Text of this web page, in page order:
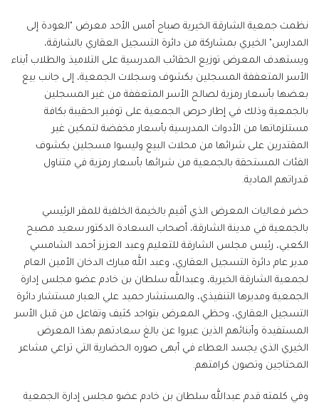
نظمت جمعية الشارقة الخيرية صباح أمس الأحد معرض "العودة إلى
المدارس" الخيري بمشاركة من دائرة التسجيل العقاري بالشارقة،
ويستهدف المعرض توزيع الحقائب المدرسية على التلاميذ والطلاب أبناء
الأسر المتعففة المسجلين بكشوف وسجلات الجمعية، إلى جانب بيع
بعضها بأسعار رمزية لصالح الأسر المتعففة من غير المسجلين
بالجمعية وذلك في إطار حرص الجمعية على توفير الحقيبة بكافة
مستلزماتها من الأدوات المدرسية بأسعار مخفضة لتمكين غير
المقتدرين على شرائها من محلات البيع وليسوا مسجلين بكشوف
الفئات المستحقة بالجمعية من شرائها بأسعار رمزية في متناول
قدراتهم المادية.
حضر فعاليات المعرض الذي أقيم بالخيمة الخلفية للمقر الرئيسي
بالجمعية في مدينة الشارقة، أصحاب السعادة الدكتور سعيد مصبح
الكعبي، رئيس مجلس الشارقة للتعليم وعبد العزيز أحمد الشامسي
مدير عام دائرة التسجيل العقاري، وعبد الله مبارك الدخان الأمين العام
لجمعية الشارقة الخيرية، وعبدالله سلطان بن خادم عضو مجلس إدارة
الجمعية ومديرها التنفيذي، والمستشار حميد علي العبار مستشار دائرة
التسجيل العقاري، وحظي المعرض بتواجد كثيف وتفاعل من قبل الأسر
المستفيدة وأبنائهم الذين عبروا عن بالغ سعادتهم بهذا المعرض
الخيري الذي يجسد العطاء في أبهى صوره الحضارية التي تراعي مشاعر
المحتاجين وتصون كرامتهم.
وفي كلمته قدم عبدالله سلطان بن خادم عضو مجلس إدارة الجمعية